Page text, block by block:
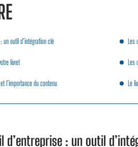
un outil d’intégration clé
livret
l’importance du contenu
Les
Les
Le
d’entreprise : un outil